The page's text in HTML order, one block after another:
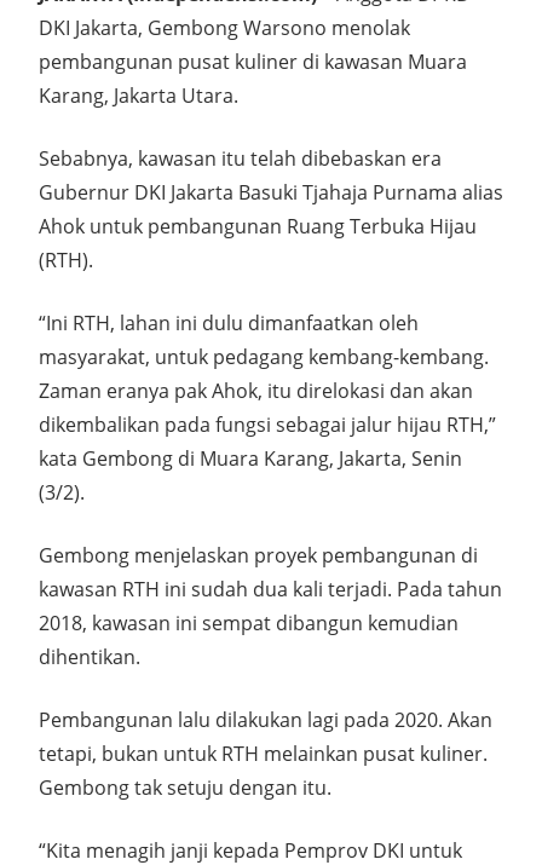
DKI Jakarta, Gembong Warsono menolak
pembangunan pusat kuliner di kawasan Muara
Karang, Jakarta Utara.
Sebabnya, kawasan itu telah dibebaskan era
Gubernur DKI Jakarta Basuki Tjahaja Purnama alias
Ahok untuk pembangunan Ruang Terbuka Hijau
(RTH).
“Ini RTH, lahan ini dulu dimanfaatkan oleh
masyarakat, untuk pedagang kembang-kembang.
Zaman eranya pak Ahok, itu direlokasi dan akan
dikembalikan pada fungsi sebagai jalur hijau RTH,”
kata Gembong di Muara Karang, Jakarta, Senin
(3/2).
Gembong menjelaskan proyek pembangunan di
kawasan RTH ini sudah dua kali terjadi. Pada tahun
2018, kawasan ini sempat dibangun kemudian
dihentikan.
Pembangunan lalu dilakukan lagi pada 2020. Akan
tetapi, bukan untuk RTH melainkan pusat kuliner.
Gembong tak setuju dengan itu.
“Kita menagih janji kepada Pemprov DKI untuk